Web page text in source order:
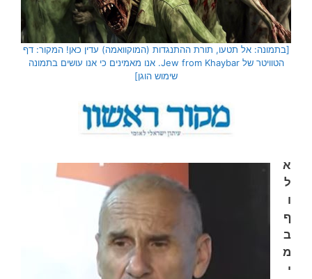
[בתמונה: אל תטעו, תורת ההתנגדות (המוקוואמה) עדין כאן! המקור: דף
הטוויטר של Jew from Khaybar. אנו מאמינים כי אנו עושים בתמונה
שימוש הוגן]
א
ל
ו
ף
ב
מ
י